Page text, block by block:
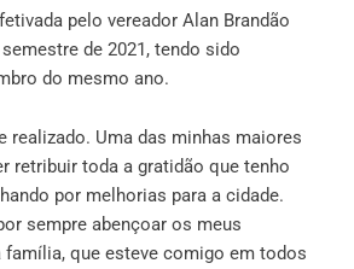
pelo vereador Alan Brandão
de 2021, tendo sido
do mesmo ano.
realizado. Uma das minhas maiores
retribuir toda a gratidão que tenho
por melhorias para a cidade.
sempre abençoar os meus
família, que esteve comigo em todos